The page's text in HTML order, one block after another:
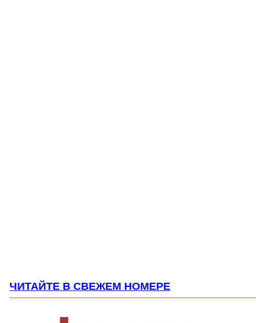
ЧИТАЙТЕ В СВЕЖЕМ НОМЕРЕ